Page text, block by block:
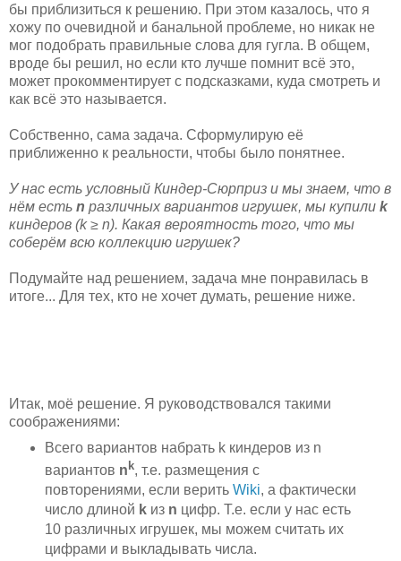
бы приблизиться к решению. При этом казалось, что я
хожу по очевидной и банальной проблеме, но никак не
мог подобрать правильные слова для гугла. В общем,
вроде бы решил, но если кто лучше помнит всё это,
может прокомментирует с подсказками, куда смотреть и
как всё это называется.
Собственно, сама задача. Сформулирую её
приближенно к реальности, чтобы было понятнее.
У нас есть условный Киндер-Сюрприз и мы знаем, что в
нём есть n различных вариантов игрушек, мы купили k
киндеров (k ≥ n). Какая вероятность того, что мы
соберём всю коллекцию игрушек?
Подумайте над решением, задача мне понравилась в
итоге... Для тех, кто не хочет думать, решение ниже.
Итак, моё решение. Я руководствовался такими
соображениями:
Всего вариантов набрать k киндеров из n
вариантов nk, т.е. размещения с
повторениями, если верить Wiki, а фактически
число длиной kиз n цифр. Т.е. если у нас есть
10 различных игрушек, мы можем считать их
цифрами и выкладывать числа.